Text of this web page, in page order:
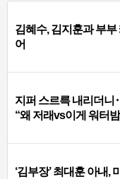
김혜수, 김지훈과 부부
어
지퍼 스르륵 내리더
“왜 저래vs이게 워터
‘김부장’ 최대훈 아내,